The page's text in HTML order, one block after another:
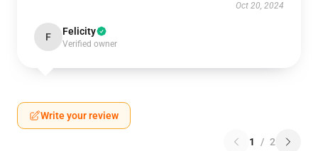
Oct 20, 2024
F Felicity
Verified owner
Write your review
1 / 2